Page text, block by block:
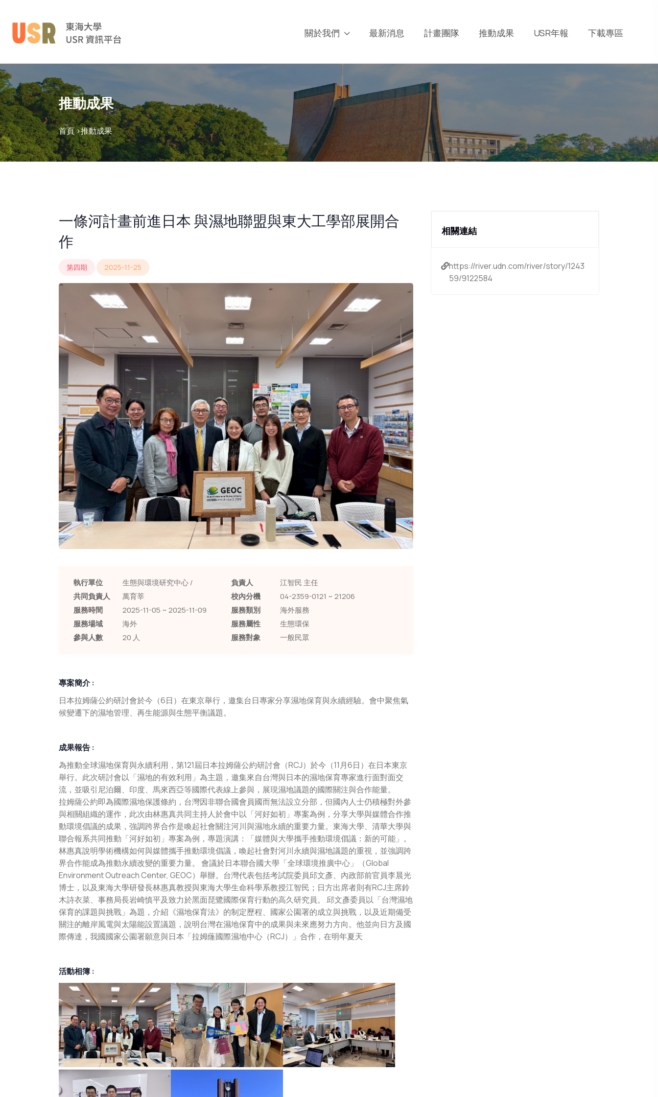
關於我們 最新消息 計畫團隊 推動成果 USR年報 下載專區
推動成果
首頁 >推動成果
一條河計畫前進日本 與濕地聯盟與東大工學部展開合
作
第四期 2025-11-25
執行單位 生態與環境研究中心 / 負責人
江智民 主任
共同負責人
萬育莘 校內分機
04-2359-0121 ~ 21206
服務時間
2025-11-05 ~ 2025-11-09 服務類別
海外服務
服務場域
海外 服務屬性
生態環保
參與人數
20 人 服務對象 一般民眾
專案簡介 :
日本拉姆薩公約研討會於今（6日）在東京舉行，邀集台日專家分享濕地保育與永續經驗。會中聚焦氣
候變遷下的濕地管理、再生能源與生態平衡議題。
成果報告 :
為推動全球濕地保育與永續利用，第121屆日本拉姆薩公約研討會（RCJ）於今（11月6日）在日本東京
舉行。此次研討會以「濕地的有效利用」為主題，邀集來自台灣與日本的濕地保育專家進行面對面交
流，並吸引尼泊爾、印度、馬來西亞等國際代表線上參與，展現濕地議題的國際關注與合作能量。
拉姆薩公約即為國際濕地保護條約，台灣因非聯合國會員國而無法設立分部，但國內人士仍積極對外參
與相關組織的運作，此次由林惠真共同主持人於會中以「河好如初」專案為例，分享大學與媒體合作推
動環境倡議的成果，強調跨界合作是喚起社會關注河川與濕地永續的重要力量。東海大學、清華大學與
聯合報系共同推動「河好如初」專案為例，專題演講：「媒體與大學攜手推動環境倡議：新的可能」。
林惠真說明學術機構如何與媒體攜手推動環境倡議，喚起社會對河川永續與濕地議題的重視，並強調跨
界合作能成為推動永續改變的重要力量。 會議於日本聯合國大學「全球環境推廣中心」（Global
Environment Outreach Center, GEOC）舉辦。台灣代表包括考試院委員邱文彥、內政部前官員李晨光
博士，以及東海大學研發長林惠真教授與東海大學生命科學系教授江智民；日方出席者則有RCJ主席鈴
木詩衣菜、事務局長岩崎慎平及致力於黑面琵鷺國際保育行動的高久研究員。 邱文彥委員以「台灣濕地
保育的課題與挑戰」為題，介紹《濕地保育法》的制定歷程、國家公園署的成立與挑戰，以及近期備受
關注的離岸風電與太陽能設置議題，說明台灣在濕地保育中的成果與未來應努力方向。他並向日方及國
際傳達，我國國家公園署願意與日本「拉姆蕯國際濕地中心（RCJ）」合作，在明年夏天
活動相簿 :
相關連結
https://river.udn.com/river/story/1243
59/9122584